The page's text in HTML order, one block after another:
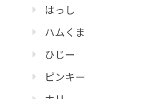
はっし
ハムくま
ひじー
ピンキー